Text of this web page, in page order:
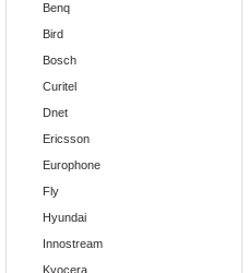
Benq
Bird
Bosch
Curitel
Dnet
Ericsson
Europhone
Fly
Hyundai
Innostream
Kyocera